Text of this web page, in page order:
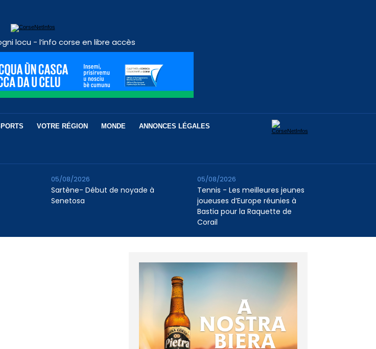
locu - l’info corse en libre accès
VOTRE RÉGION MONDE ANNONCES LÉGALES
Sartène- Début de noyade à
Senetosa
05/08/2026
Tennis - Les meilleures jeunes
joueuses d’Europe réunies à
Bastia pour la Raquette de
Corail
05/08/2026